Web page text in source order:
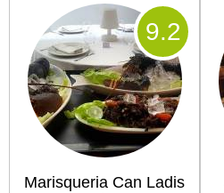
Marisqueria Can Ladis
9.2